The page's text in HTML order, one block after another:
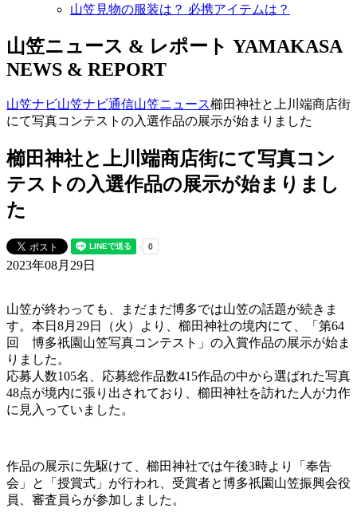
山笠見物の服装は？ 必携アイテムは？
山笠ニュース & レポート YAMAKASA
NEWS & REPORT
山笠ナビ山笠ナビ通信山笠ニュース櫛田神社と上川端商店街
にて写真コンテストの入選作品の展示が始まりました
櫛田神社と上川端商店街にて写真コン
テストの入選作品の展示が始まりまし
た
2023年08月29日
山笠が終わっても、まだまだ博多では山笠の話題が続きま
す。本日8月29日（火）より、櫛田神社の境内にて、「第64
回 博多祇園山笠写真コンテスト」の入賞作品の展示が始ま
りました。
応募人数105名、応募総作品数415作品の中から選ばれた写真
48点が境内に張り出されており、櫛田神社を訪れた人が力作
に見入っていました。
作品の展示に先駆けて、櫛田神社では午後3時より「奉告
会」と「授賞式」が行われ、受賞者と博多祇園山笠振興会役
員、審査員らが参加しました。